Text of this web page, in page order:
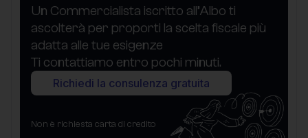
Un Commercialista iscritto all’Albo ti
ascolterà per proporti la scelta fiscale più
adatta alle tue esigenze
Ti contattiamo entro pochi minuti.
Richiedi la consulenza gratuita
Non è richiesta carta di credito